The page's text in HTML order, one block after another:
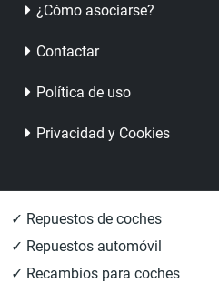
¿Cómo asociarse?
Contactar
Política de uso
Privacidad y Cookies
✓ Repuestos de coches
✓ Repuestos automóvil
✓ Recambios para coches